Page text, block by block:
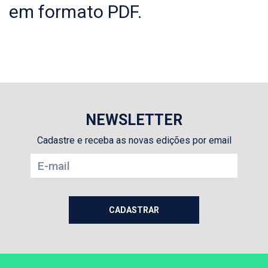
em formato PDF.
NEWSLETTER
Cadastre e receba as novas edições por email